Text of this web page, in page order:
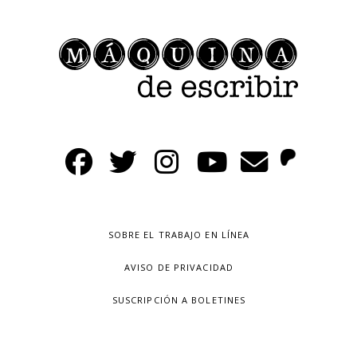
SOBRE EL TRABAJO EN LÍNEA
AVISO DE PRIVACIDAD
SUSCRIPCIÓN A BOLETINES